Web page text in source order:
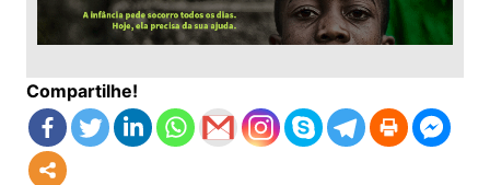
Compartilhe!